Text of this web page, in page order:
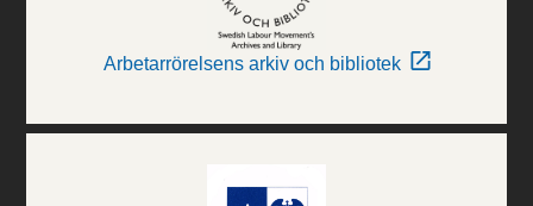
Arbetarrörelsens arkiv och bibliotek